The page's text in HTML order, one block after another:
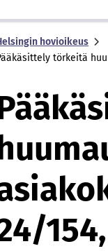
hovioikeus
törkeitä